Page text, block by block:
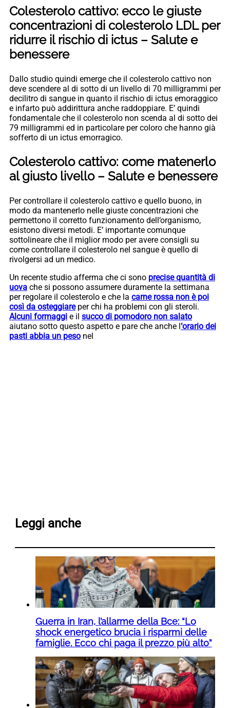
Colesterolo cattivo: ecco le giuste
concentrazioni di colesterolo LDL per
ridurre il rischio di ictus – Salute e
benessere
Dallo studio quindi emerge che il colesterolo cattivo non
deve scendere al di sotto di un livello di 70 milligrammi per
decilitro di sangue in quanto il rischio di ictus emoraggico
e infarto può addirittura anche raddoppiare. E’ quindi
fondamentale che il colesterolo non scenda al di sotto dei
79 milligrammi ed in particolare per coloro che hanno già
sofferto di un ictus emorragico.
Colesterolo cattivo: come matenerlo
al giusto livello – Salute e benessere
Per controllare il colesterolo cattivo e quello buono, in
modo da mantenerlo nelle giuste concentrazioni che
permettono il corretto funzionamento dell’organismo,
esistono diversi metodi. E’ importante comunque
sottolineare che il miglior modo per avere consigli su
come controllare il colesterolo nel sangue è quello di
rivolgersi ad un medico.
Un recente studio afferma che ci sono precise quantità di
uova che si possono assumere duramente la settimana
per regolare il colesterolo e che la carne rossa non è poi
così da osteggiareper chi ha problemi con gli steroli.
Alcuni formaggi e il succo di pomodoro non salato
aiutano sotto questo aspetto e pare che anche l ‘orario dei
pasti abbia un peso nel
Leggi anche
Guerra in Iran, l’allarme della Bce: “Lo
shock energetico brucia i risparmi delle
famiglie. Ecco chi paga il prezzo più alto”